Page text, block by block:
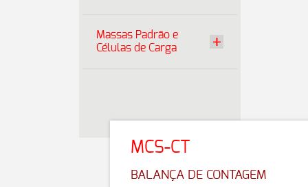
Massas Padrão e
Células de Carga
MCS-CT
BALANÇA DE CONTAGEM